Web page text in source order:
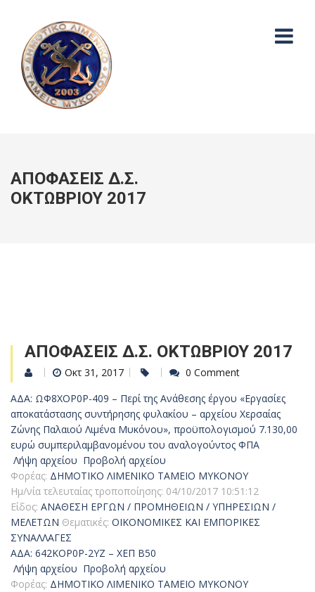
ΑΠΟΦΑΣΕΙΣ Δ.Σ.
ΟΚΤΩΒΡΙΟΥ 2017
ΑΠΟΦΑΣΕΙΣ Δ.Σ. ΟΚΤΩΒΡΙΟΥ 2017
Οκτ 31, 2017
0 Comment
ΑΔΑ: ΩΦ8ΧΟΡ0Ρ-409 – Περί της Ανάθεσης έργου «Εργασίες
αποκατάστασης συντήρησης φυλακίου – αρχείου Χερσαίας
Ζώνης Παλαιού Λιμένα Μυκόνου», προϋπολογισμού 7.130,00
ευρώ συμπεριλαμβανομένου του αναλογούντος ΦΠΑ
Λήψη αρχείου Προβολή αρχείου
Φορέας: ΔΗΜΟΤΙΚΟ ΛΙΜΕΝΙΚΟ ΤΑΜΕΙΟ ΜΥΚΟΝΟΥ
Ημ/νία τελευταίας τροποποίησης: 04/10/2017 10:51:12
Είδος: ΑΝΑΘΕΣΗ ΕΡΓΩΝ / ΠΡΟΜΗΘΕΙΩΝ / ΥΠΗΡΕΣΙΩΝ /
ΜΕΛΕΤΩΝ Θεματικές: ΟΙΚΟΝΟΜΙΚΕΣ ΚΑΙ ΕΜΠΟΡΙΚΕΣ
ΣΥΝΑΛΛΑΓΕΣ
ΑΔΑ: 642ΚΟΡ0Ρ-2ΥΖ – ΧΕΠ Β50
Λήψη αρχείου Προβολή αρχείου
Φορέας: ΔΗΜΟΤΙΚΟ ΛΙΜΕΝΙΚΟ ΤΑΜΕΙΟ ΜΥΚΟΝΟΥ